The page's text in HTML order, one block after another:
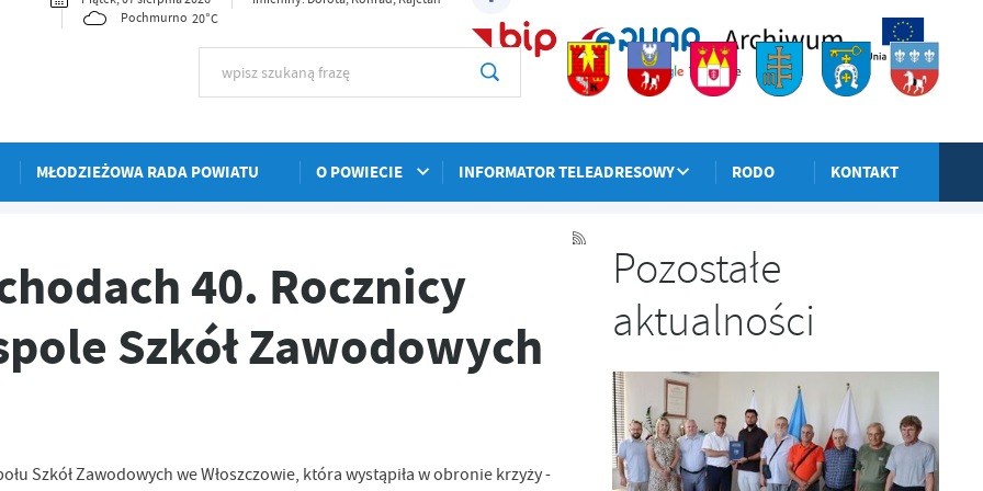
Pochmurno 20°C
MŁODZIEŻOWA RADA POWIATU O POWIECIE INFORMATOR TELEADRESOWY RODO KONTAKT
40. Rocznicy
Szkół Zawodowych
Szkół Zawodowych we Włoszczowie, która wystąpiła w obronie krzyży -
Pozostałe
aktualności